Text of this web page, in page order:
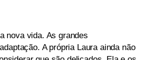
nova vida. As grandes
A própria Laura ainda não